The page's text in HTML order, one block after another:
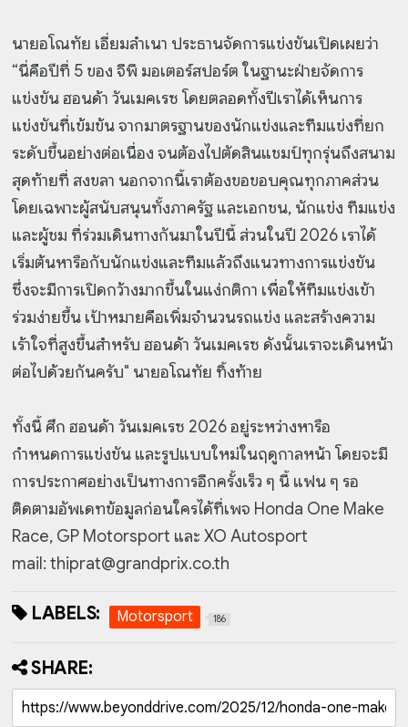
นายอโณทัย เอี่ยมลำเนา ประธานจัดการแข่งขันเปิดเผยว่า
“นี่คือปีที่ 5 ของ จีพี มอเตอร์สปอร์ต ในฐานะฝ่ายจัดการ
แข่งขัน ฮอนด้า วันเมคเรซ โดยตลอดทั้งปีเราได้เห็นการ
แข่งขันที่เข้มข้น จากมาตรฐานของนักแข่งและทีมแข่งที่ยก
ระดับขึ้นอย่างต่อเนื่อง จนต้องไปตัดสินแชมป์ทุกรุ่นถึงสนาม
สุดท้ายที่ สงขลา นอกจากนี้เราต้องขอขอบคุณทุกภาคส่วน
โดยเฉพาะผู้สนับสนุนทั้งภาครัฐ และเอกชน, นักแข่ง ทีมแข่ง
และผู้ชม ที่ร่วมเดินทางกันมาในปีนี้ ส่วนในปี 2026 เราได้
เริ่มต้นหารือกับนักแข่งและทีมแล้วถึงแนวทางการแข่งขัน
ซึ่งจะมีการเปิดกว้างมากขึ้นในแง่กติกา เพื่อให้ทีมแข่งเข้า
ร่วมง่ายขึ้น เป้าหมายคือเพิ่มจำนวนรถแข่ง และสร้างความ
เร้าใจที่สูงขึ้นสำหรับ ฮอนด้า วันเมคเรซ ดังนั้นเราจะเดินหน้า
ต่อไปด้วยกันครับ" นายอโณทัย ทิ้งท้าย
ทั้งนี้ ศึก ฮอนด้า วันเมคเรซ 2026 อยู่ระหว่างหารือ
กำหนดการแข่งขัน และรูปแบบใหม่ในฤดูกาลหน้า โดยจะมี
การประกาศอย่างเป็นทางการอีกครั้งเร็ว ๆ นี้ แฟน ๆ รอ
ติดตามอัพเดทข้อมูลก่อนใครได้ที่เพจ Honda One Make
Race, GP Motorsport และ XO Autosport
mail: thiprat@grandprix.co.th
LABELS: Motorsport 186
SHARE: